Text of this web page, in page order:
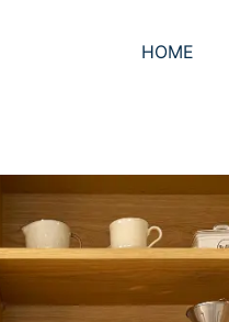
HOME